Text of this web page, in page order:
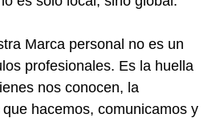
Marca personal no es un
profesionales. Es la huella
nos conocen, la
hacemos, comunicamos y